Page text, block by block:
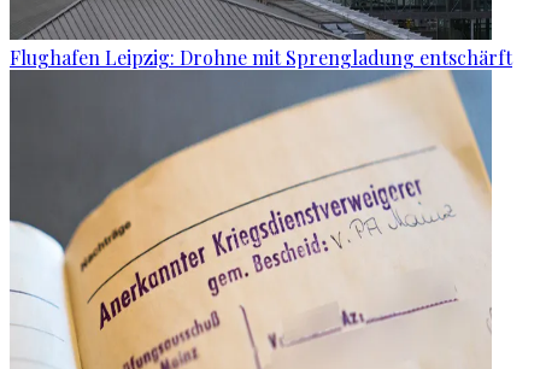
Flughafen Leipzig: Drohne mit Sprengladung entschärft